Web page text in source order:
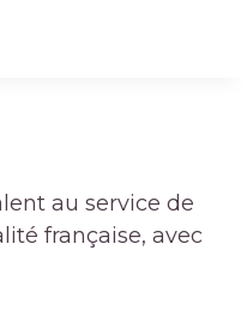
au service de
française, avec